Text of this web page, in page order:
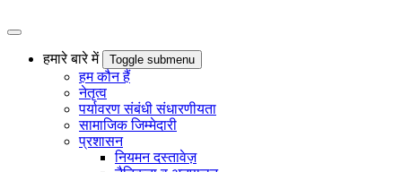
हमारे बारे में Toggle submenu
हम कौन हैं
नेतृत्व
पर्यावरण संबंधी संधारणीयता
सामाजिक जिम्मेदारी
प्रशासन
नियमन दस्तावेज़